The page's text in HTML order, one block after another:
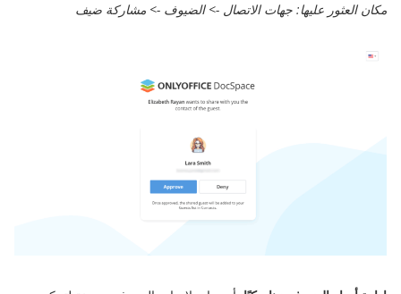
مكان العثور عليها: جهات الاتصال -> الضيوف -> مشاركة ضيف